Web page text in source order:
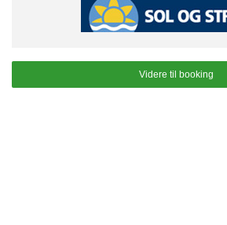
Videre til booking